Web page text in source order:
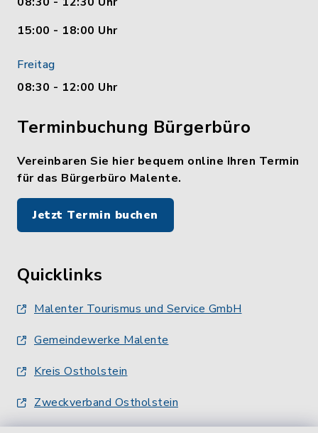
15:00 - 18:00 Uhr
Freitag
08:30 - 12:00 Uhr
Terminbuchung Bürgerbüro
Vereinbaren Sie hier bequem online Ihren Termin
für das Bürgerbüro Malente.
Jetzt Termin buchen
Quicklinks
Malenter Tourismus und Service GmbH
Gemeindewerke Malente
Kreis Ostholstein
Zweckverband Ostholstein